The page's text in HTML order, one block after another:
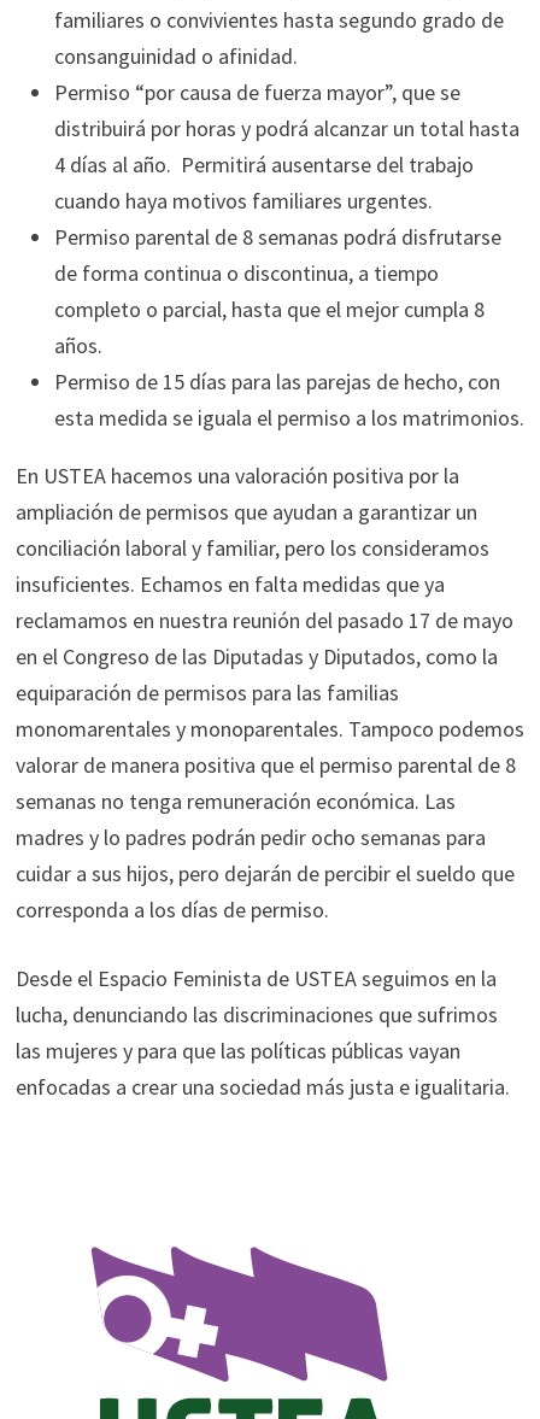
familiares o convivientes hasta segundo grado de
consanguinidad o afinidad.
Permiso “por causa de fuerza mayor”, que se
distribuirá por horas y podrá alcanzar un total hasta
4 días al año. Permitirá ausentarse del trabajo
cuando haya motivos familiares urgentes.
Permiso parental de 8 semanas podrá disfrutarse
de forma continua o discontinua, a tiempo
completo o parcial, hasta que el mejor cumpla 8
años.
Permiso de 15 días para las parejas de hecho, con
esta medida se iguala el permiso a los matrimonios.
En USTEA hacemos una valoración positiva por la
ampliación de permisos que ayudan a garantizar un
conciliación laboral y familiar, pero los consideramos
insuficientes. Echamos en falta medidas que ya
reclamamos en nuestra reunión del pasado 17 de mayo
en el Congreso de las Diputadas y Diputados, como la
equiparación de permisos para las familias
monomarentales y monoparentales. Tampoco podemos
valorar de manera positiva que el permiso parental de 8
semanas no tenga remuneración económica. Las
madres y lo padres podrán pedir ocho semanas para
cuidar a sus hijos, pero dejarán de percibir el sueldo que
corresponda a los días de permiso.
Desde el Espacio Feminista de USTEA seguimos en la
lucha, denunciando las discriminaciones que sufrimos
las mujeres y para que las políticas públicas vayan
enfocadas a crear una sociedad más justa e igualitaria.